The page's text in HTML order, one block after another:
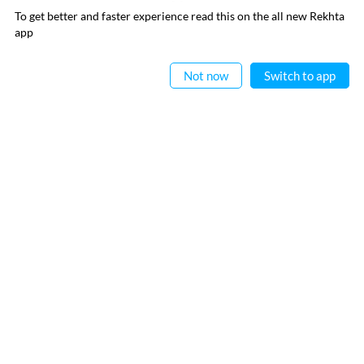
رابطہ کیجیے
To get better and faster experience read this on the all new Rekhta
app
Not now Switch to app